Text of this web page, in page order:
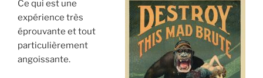
Ce qui est une
expérience très
éprouvante et tout
particulièrement
angoissante.